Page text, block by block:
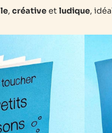
, créativeet ludique,